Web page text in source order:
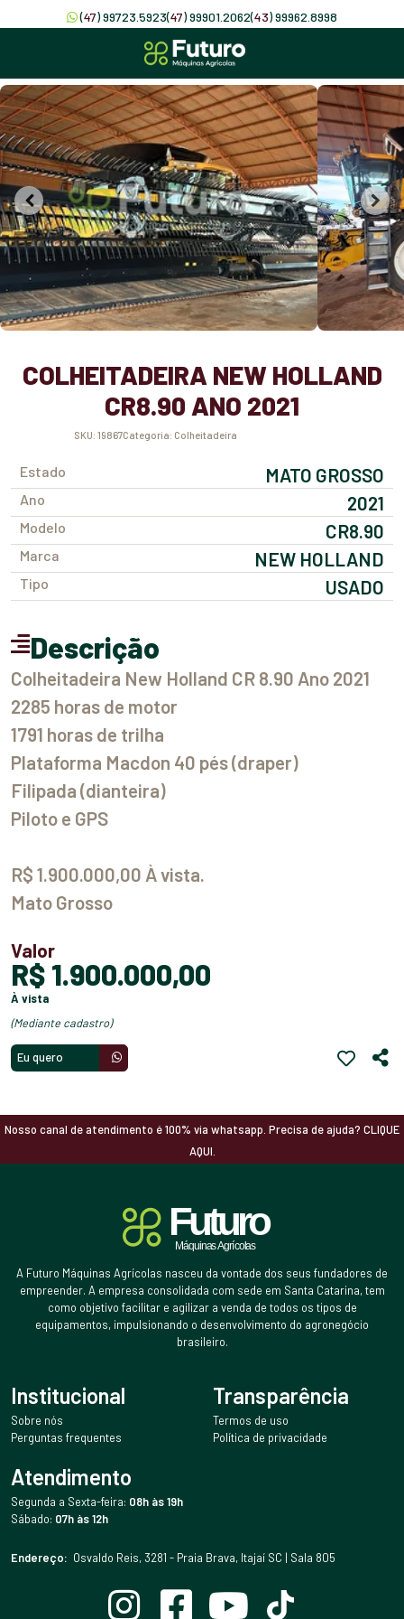
(47) 99723.5923(47) 99901.2062(43) 99962.8998
COLHEITADEIRA NEW HOLLAND
CR8.90 ANO 2021
SKU: 19867 Categoria: Colheitadeira
Estado MATO GROSSO
Ano 2021
Modelo CR8.90
Marca NEW HOLLAND
Tipo USADO
Descrição
Colheitadeira New Holland CR 8.90 Ano 2021
2285 horas de motor
1791 horas de trilha
Plataforma Macdon 40 pés (draper)
Filipada (dianteira)
Piloto e GPS
R$ 1.900.000,00 À vista.
Mato Grosso
Valor
R$ 1.900.000,00
à vista
(mediante cadastro)
Eu quero
Nosso canal de atendimento é 100% via whatsapp. Precisa de ajuda? CLIQUE
AQUI.
A Futuro Máquinas Agrícolas nasceu da vontade dos seus fundadores de
empreender. A empresa consolidada com sede em Santa Catarina, tem
como objetivo facilitar e agilizar a venda de todos os tipos de
equipamentos, impulsionando o desenvolvimento do agronegócio
brasileiro.
Institucional
Sobre nós
Perguntas frequentes
Transparência
Termos de uso
Política de privacidade
Atendimento
Segunda a Sexta-feira: 08h às 19h
Sábado: 07h às 12h
Endereço: Osvaldo Reis, 3281 - Praia Brava, Itajaí SC | Sala 805